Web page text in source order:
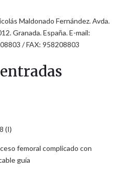
Maldonado Fernández. Avda.
Granada. España. E-mail:
/ FAX: 958208803
(I)